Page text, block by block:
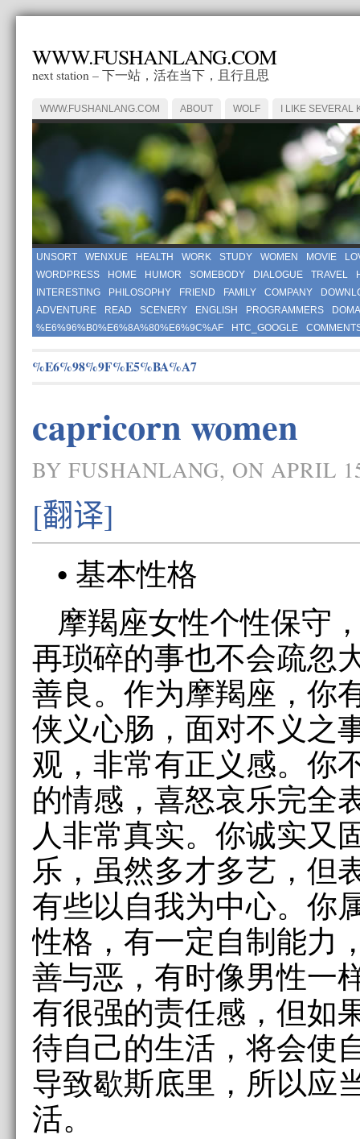
WWW.FUSHANLANG.COM
next station – 下一站，活在当下，且行且思
WWW.FUSHANLANG.COM ABOUT WOLF I LIKE SEVERAL
UNSORT WENXUE HEALTH WORK STUDY WOMEN MOVIE
WORDPRESS
HOME HUMOR SOMEBODY DIALOGUE TRAVEL
INTERESTING
PHILOSOPHY FRIEND FAMILY COMPANY
ADVENTURE
READ SCENERY ENGLISH PROGRAMMERS
%E6%96%B0%E6%8A%80%E6%9C%AF
HTC_GOOGLE
%E6%98%9F%E5%BA%A7
capricorn women
BY FUSHANLANG, ON APRIL
[翻译]
• 基本性格
摩羯座女性个性保守
再琐碎的事也不会疏忽
善良。作为摩羯座，你
侠义心肠，面对不义之
观，非常有正义感。你
的情感，喜怒哀乐完全
人非常真实。你诚实又
乐，虽然多才多艺，但
有些以自我为中心。你
性格，有一定自制能力
善与恶，有时像男性一
有很强的责任感，但如
待自己的生活，将会使
导致歇斯底里，所以应
活。